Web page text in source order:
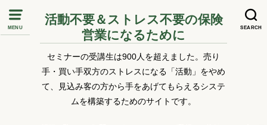
MENU SEARCH
活動不要＆ストレス不要の保険
営業になるために
セミナーの受講生は900人を超えました。売り
手・買い手双方のストレスになる「活動」をやめ
て、見込み客の方から手をあげてもらえるシステ
ムを構築するためのサイトです。